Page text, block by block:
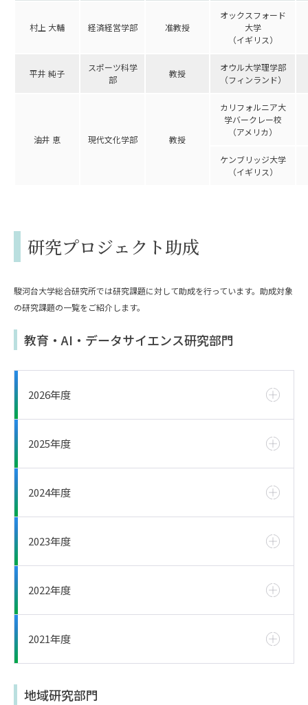
村上 大輔 経済経営学部 准教授
オックスフォード
大学
（イギリス）
平井 純子
スポーツ科学
部
教授
オウル大学理学部
（フィンランド）
油井 恵 現代文化学部 教授
カリフォルニア大
学バークレー校
（アメリカ）
ケンブリッジ大学
（イギリス）
研究プロジェクト助成
駿河台大学総合研究所では研究課題に対して助成を行っています。助成対象
の研究課題の一覧をご紹介します。
教育・AI・データサイエンス研究部門
2026年度
2025年度
2024年度
2023年度
2022年度
2021年度
地域研究部門